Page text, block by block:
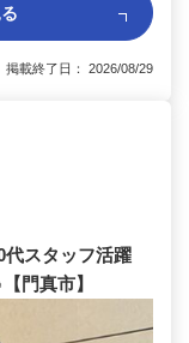
載終了日： 2026/08/29
代スタッフ活躍
門真市】